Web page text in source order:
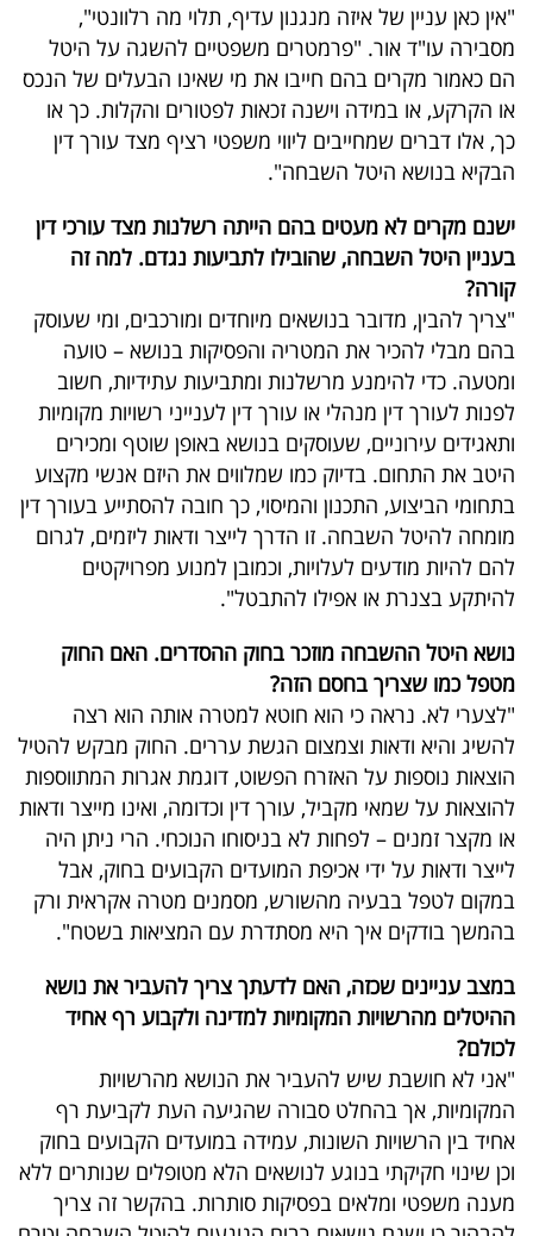
"אין כאן עניין של איזה מנגנון עדיף, תלוי מה רלוונטי",
מסבירה עו"ד אור. "פרמטרים משפטיים להשגה על היטל
הם כאמור מקרים בהם חייבו את מי שאינו הבעלים של הנכס
או הקרקע, או במידה וישנה זכאות לפטורים והקלות. כך או
כך, אלו דברים שמחייבים ליווי משפטי רציף מצד עורך דין
הבקיא בנושא היטל השבחה".
ישנם מקרים לא מעטים בהם הייתה רשלנות מצד עורכי דין
בעניין היטל השבחה, שהובילו לתביעות נגדם. למה זה
קורה?
"צריך להבין, מדובר בנושאים מיוחדים ומורכבים, ומי שעוסק
בהם מבלי להכיר את המטריה והפסיקות בנושא – טועה
ומטעה. כדי להימנע מרשלנות ומתביעות עתידיות, חשוב
לפנות לעורך דין מנהלי או עורך דין לענייני רשויות מקומיות
ותאגידים עירוניים, שעוסקים בנושא באופן שוטף ומכירים
היטב את התחום. בדיוק כמו שמלווים את היזם אנשי מקצוע
בתחומי הביצוע, התכנון והמיסוי, כך חובה להסתייע בעורך דין
מומחה להיטל השבחה. זו הדרך לייצר ודאות ליזמים, לגרום
להם להיות מודעים לעלויות, וכמובן למנוע מפרויקטים
להיתקע בצנרת או אפילו להתבטל".
נושא היטל ההשבחה מוזכר בחוק ההסדרים. האם החוק
מטפל כמו שצריך בחסם הזה?
"לצערי לא. נראה כי הוא חוטא למטרה אותה הוא רצה
להשיג והיא ודאות וצמצום הגשת עררים. החוק מבקש להטיל
הוצאות נוספות על האזרח הפשוט, דוגמת אגרות המתווספות
להוצאות על שמאי מקביל, עורך דין וכדומה, ואינו מייצר ודאות
או מקצר זמנים – לפחות לא בניסוחו הנוכחי. הרי ניתן היה
לייצר ודאות על ידי אכיפת המועדים הקבועים בחוק, אבל
במקום לטפל בבעיה מהשורש, מסמנים מטרה אקראית ורק
בהמשך בודקים איך היא מסתדרת עם המציאות בשטח".
במצב עניינים שכזה, האם לדעתך צריך להעביר את נושא
ההיטלים מהרשויות המקומיות למדינה ולקבוע רף אחיד
לכולם?
"אני לא חושבת שיש להעביר את הנושא מהרשויות
המקומיות, אך בהחלט סבורה שהגיעה העת לקביעת רף
אחיד בין הרשויות השונות, עמידה במועדים הקבועים בחוק
וכן שינוי חקיקתי בנוגע לנושאים הלא מטופלים שנותרים ללא
מענה משפטי ומלאים בפסיקות סותרות. בהקשר זה צריך